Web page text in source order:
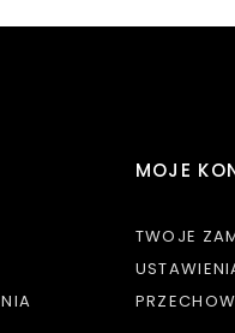
MOJE
TWOJE